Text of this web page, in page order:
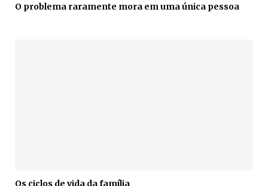
O problema raramente mora em uma única pessoa
Os ciclos de vida da família